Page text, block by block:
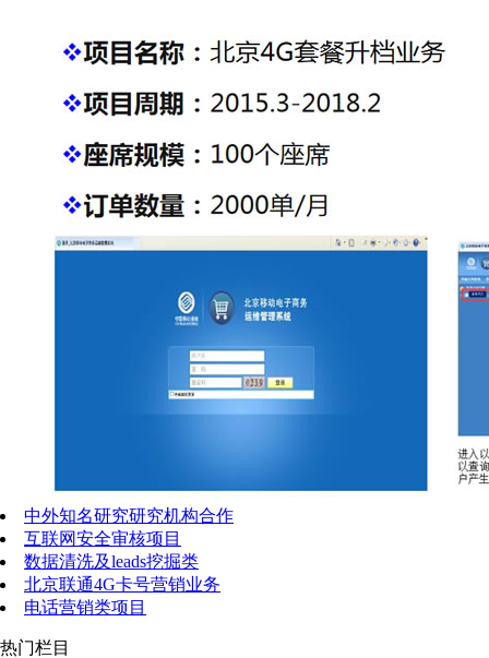
中外知名研究研究机构合作
互联网安全审核项目
数据清洗及leads挖掘类
北京联通4G卡号营销业务
电话营销类项目
热门栏目